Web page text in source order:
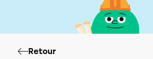
Retour